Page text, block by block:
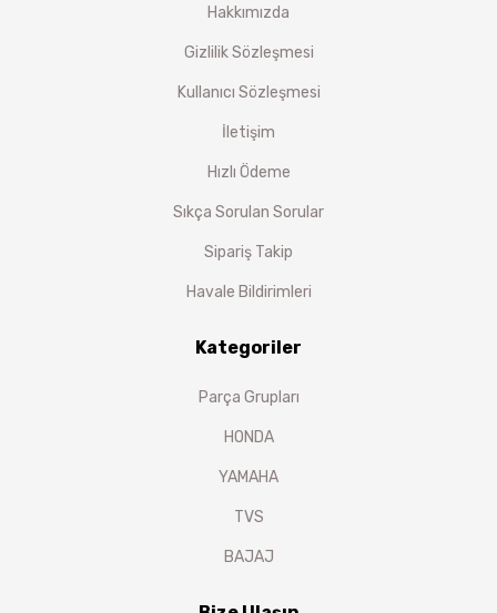
Hakkımızda
Gizlilik Sözleşmesi
Kullanıcı Sözleşmesi
İletişim
Hızlı Ödeme
Sıkça Sorulan Sorular
Sipariş Takip
Havale Bildirimleri
Kategoriler
Parça Grupları
HONDA
YAMAHA
TVS
BAJAJ